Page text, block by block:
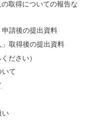
取得についての報告な
申請後の提出資料
」取得後の提出資料
ださい）
いて
い